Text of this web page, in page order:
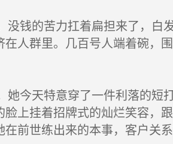
钱的苦力扛着扁担来了，白
人群里。几百号人端着碗，
今天特意穿了一件利落的短
上挂着招牌式的灿烂笑容，
世练出来的本事，客户关系